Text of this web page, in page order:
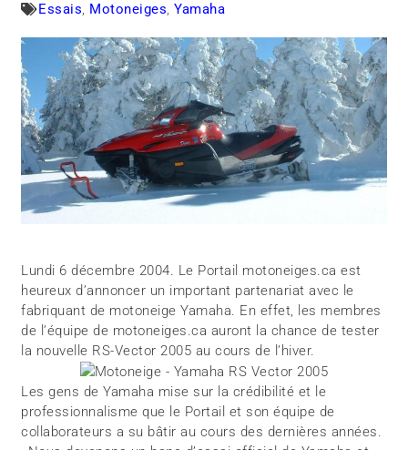
Essais, Motoneiges,Yamaha
Lundi 6 décembre 2004. Le Portail motoneiges.ca est
heureux d’annoncer un important partenariat avec le
fabriquant de motoneige Yamaha. En effet, les membres
de l’équipe de motoneiges.ca auront la chance de tester
la nouvelle RS-Vector 2005 au cours de l’hiver.
Les gens de Yamaha mise sur la crédibilité et le
professionnalisme que le Portail et son équipe de
collaborateurs a su bâtir au cours des dernières années.